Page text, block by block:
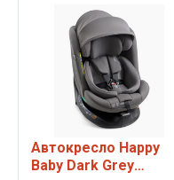
Автокресло Happy
Baby Dark Grey